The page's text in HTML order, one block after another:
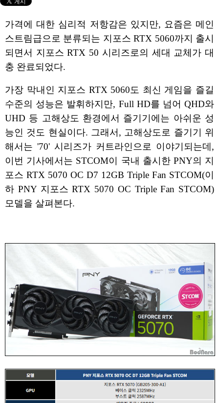
가격에 대한 심리적 저항감은 있지만, 요즘은 메인
스트림급으로 분류되는 지포스 RTX 5060까지 출시
되면서 지포스 RTX 50 시리즈로의 세대 교체가 대
충 완료되었다.
가장 막내인 지포스 RTX 5060도 최신 게임을 즐길
수준의 성능은 발휘하지만, Full HD를 넘어 QHD와
UHD 등 고해상도 환경에서 즐기기에는 아쉬운 성
능인 것도 현실이다. 그래서, 고해상도로 즐기기 위
해서는 '70' 시리즈가 커트라인으로 이야기되는데,
이번 기사에서는 STCOM이 국내 출시한 PNY의 지
포스 RTX 5070 OC D7 12GB Triple Fan STCOM(이
하 PNY 지포스 RTX 5070 OC Triple Fan STCOM)
모델을 살펴본다.